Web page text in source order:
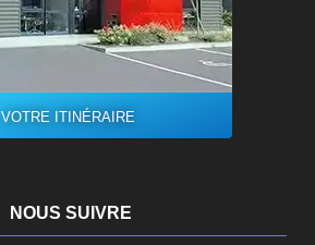
VOTRE ITINÉRAIRE
NOUS SUIVRE